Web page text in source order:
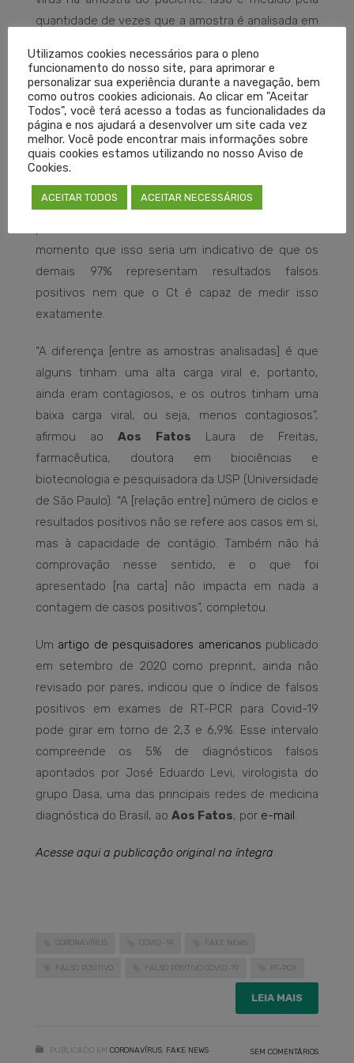
quantidade de vezes que a amostra é analisada em
menos ciclos até a detecção do Sars-CoV-2, maior
pode ser a carga viral do paciente. Se mais ciclos
forem empregados até o diagnóstico positivo,
menor seria a quantidade de vírus no organismo.
Portanto, os cientistas afirmam na carta que, ao
submeterem todas as amostras positivas a mais
de 35 ciclos, somente 3% seguiam dando positivo
momento que isso seria um indicativo de que os
demais 97% representam resultados falsos
positivos nem que o Ct é capaz de medir isso
exatamente.
“A diferença [entre as amostras analisadas] é que
alguns tinham uma alta carga viral e, portanto,
ainda eram contagiosos, e os outros tinham uma
baixa carga viral, ou seja, menos contagiosos”,
afirmou aoAos Fatos Laura de Freitas,
farmacêutica, doutora em biociências e
biotecnologia e pesquisadora da USP (Universidade
de São Paulo). “A [relação entre] número de ciclos e
resultados positivos não se refere aos casos em si,
mas à capacidade de contágio. Também não há
comprovação nesse sentido, e o que foi
apresentado [na carta] não impacta em nada a
contagem de casos positivos”, completou.
Um artigo de pesquisadores americanos publicado
em setembro de 2020 como preprint, ainda não
revisado por pares, indicou que o índice de falsos
positivos em exames de RT-PCR para Covid-19
pode girar em torno de 2,3 e 6,9%. Esse intervalo
compreende os 5% de diagnósticos falsos
apontados por José Eduardo Levi, virologista do
grupo Dasa, uma das principais redes de medicina
diagnóstica do Brasil, ao Aos Fatos, por e-mail .
Acesse aqui a publicação original na íntegra.
CORONAVÍRUS COVID-19 FAKE NEWS
FALSO POSITIVO FALSO POSITIVO COVID-19 RT-PCR
LEIA MAIS
PUBLICADO EM CORONAVÍRUS FAKE NEWS SEM COMENTÁRIOS
Utilizamos cookies necessários para o pleno
funcionamento do nosso site, para aprimorar e
personalizar sua experiência durante a navegação, bem
como outros cookies adicionais. Ao clicar em "Aceitar
Todos", você terá acesso a todas as funcionalidades da
página e nos ajudará a desenvolver um site cada vez
melhor. Você pode encontrar mais informações sobre
quais cookies estamos utilizando no nosso Aviso de
Cookies.
ACEITAR TODOS ACEITAR NECESSÁRIOS